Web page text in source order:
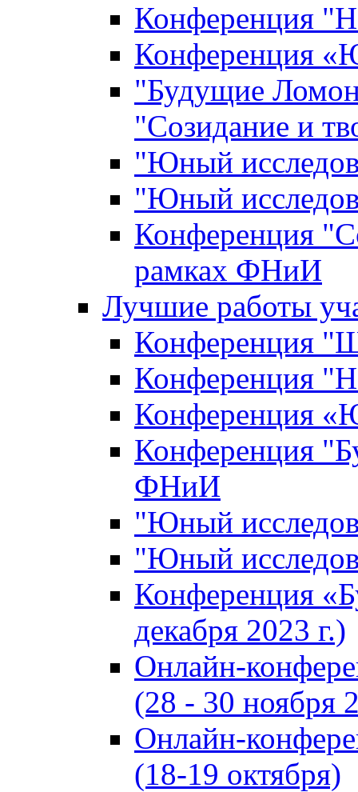
Конференция
Конференция
"Будущие
"Созидание и
"Юный
"Юный
Конференция
рамках ФНиИ
Лучшие работы
Конференция
Конференция
Конференция
Конференция
ФНиИ
"Юный
"Юный
Конференция
декабря 2023 г.)
Онлайн-
(28 - 30 ноября
Онлайн-
(18-19 октября)